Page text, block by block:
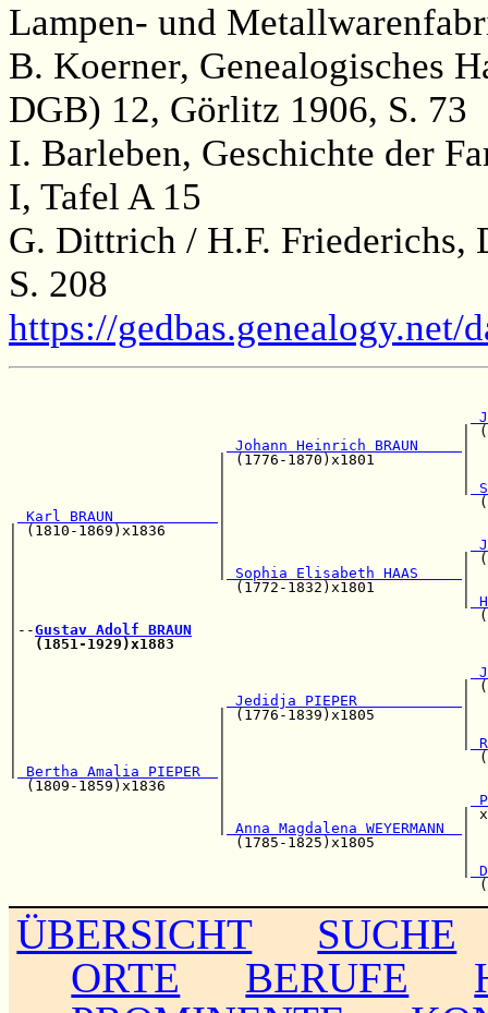
Lampen- und
B. Koerner, Genealogisches
DGB) 12, Görlitz 1906, S. 73
I. Barleben, Geschichte der
I, Tafel A 15
G. Dittrich / H.F. Friederichs,
S. 208
https://gedbas.genealogy.net/
Johann Heinrich BRAUN
| (1776-
|
Karl BRAUN
| (1810-1869)x1836      |
|                       |
Sophia Elisabeth HAAS
|                         (1772-
|
|--Gustav Adolf BRAUN
(1851-1929)x1883
|                                                   |
Jedidja PIEPER
|                       | (1776-
|                       |
Bertha Amalia PIEPER
(1809-1859)x1836      |
|
Anna Magdalena WEYERMANN
(1785-
ÜBERSICHT
SUCHE
ORTE
BERUFE